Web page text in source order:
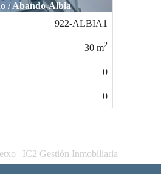
/ Abando-Albia
922-ALBIA1
30 m2
0
0
| IC2 Gestión Inmobiliaria